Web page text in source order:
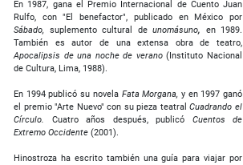
En 1987, gana el Premio Internacional de Cuento Juan
Rulfo, con "El benefactor", publicado en México por
Sábado, suplemento cultural de unomásuno, en 1989.
También es autor de una extensa obra de teatro,
Apocalipsis de una noche de verano(Instituto Nacional
de Cultura, Lima, 1988).
En 1994 publicó su novela Fata Morgana, y en 1997 ganó
el premio "Arte Nuevo" con su pieza teatralCuadrando el
Círculo. Cuatro años después, publicó Cuentos de
Extremo Occidente (2001).
Hinostroza ha escrito también una guía para viajar por